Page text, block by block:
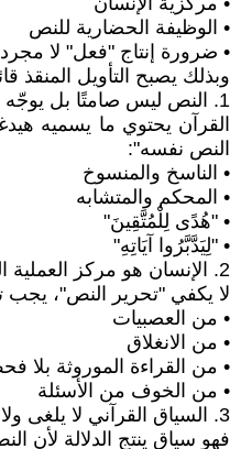
• الوظيفة الحضارية للنص
• ضرورة إنتاج "فعل" لا
وبذلك يصبح التأويل المنقذ
1. النص ليس صامتًا بل يوجّه التأويل داخليًا
القرآن يحتوي ما يسميه
النص نفسه":
• الناسخ والمنسوخ
• المحكم والمتشابه
• "هُدًى لِلْمُتَّقِينَ"
• "لِيَدَّبَّرُوا آيَاتِهِ"
2. الإنسان هو مركز العملية التأويلية
لا يكفي "تحرير النص"، يجب
• من العصبيات
• من الانغلاق
• من القراءة الموروثة بلا
• من الخوف من الأسئلة
3. السياق القرآني لا يلغى ولا يُستبدل
فهو سياق ينتج الدلالة لأن